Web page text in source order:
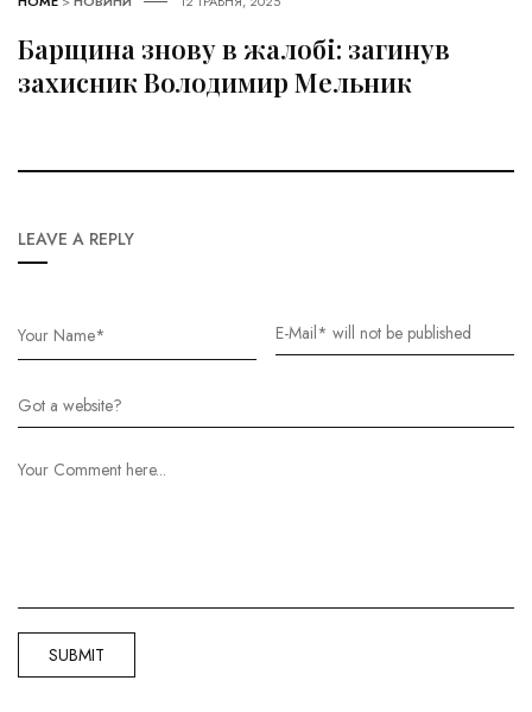
Барщина знову в жалобі: загинув
захисник Володимир Мельник
LEAVE A REPLY